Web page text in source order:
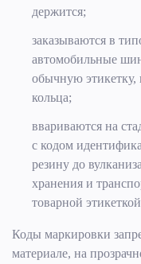
держится;
заказываются в
автомобильные
обычную этикетку,
кольца;
ввариваются на
с кодом
резину до
хранения и
товарной
Коды маркировки
материале, на